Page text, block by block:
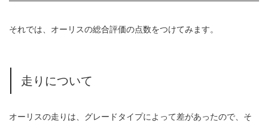
それでは、オーリスの総合評価の点数をつけてみます。
走りについて
オーリスの走りは、グレードタイプによって差があったので、そ